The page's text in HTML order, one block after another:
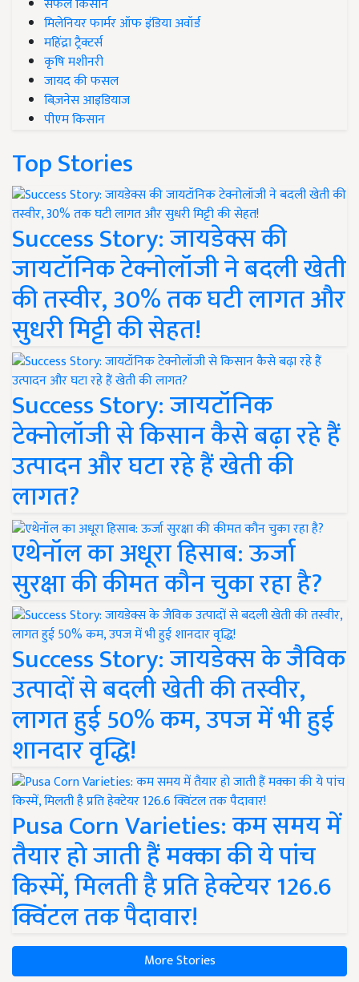
सफल किसान
मिलेनियर फार्मर ऑफ इंडिया अवॉर्ड
महिंद्रा ट्रैक्टर्स
कृषि मशीनरी
जायद की फसल
बिज़नेस आइडियाज
पीएम किसान
Top Stories
Success Story: जायडेक्स की
जायटॉनिक टेक्नोलॉजी ने बदली खेती
की तस्वीर, 30% तक घटी लागत और
सुधरी मिट्टी की सेहत!
Success Story: जायटॉनिक
टेक्नोलॉजी से किसान कैसे बढ़ा रहे हैं
उत्पादन और घटा रहे हैं खेती की
लागत?
एथेनॉल का अधूरा हिसाब: ऊर्जा
सुरक्षा की कीमत कौन चुका रहा है?
Success Story: जायडेक्स के जैविक
उत्पादों से बदली खेती की तस्वीर,
लागत हुई 50% कम, उपज में भी हुई
शानदार वृद्धि!
Pusa Corn Varieties: कम समय में
तैयार हो जाती हैं मक्का की ये पांच
किस्में, मिलती है प्रति हेक्टेयर 126.6
क्विंटल तक पैदावार!
More Stories